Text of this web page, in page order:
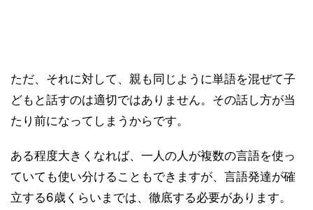
ただ、それに対して、親も同じように単語を混ぜて子
どもと話すのは適切ではありません。その話し方が当
たり前になってしまうからです。
ある程度大きくなれば、一人の人が複数の言語を使っ
ていても使い分けることもできますが、言語発達が確
立する6歳くらいまでは、徹底する必要があります。